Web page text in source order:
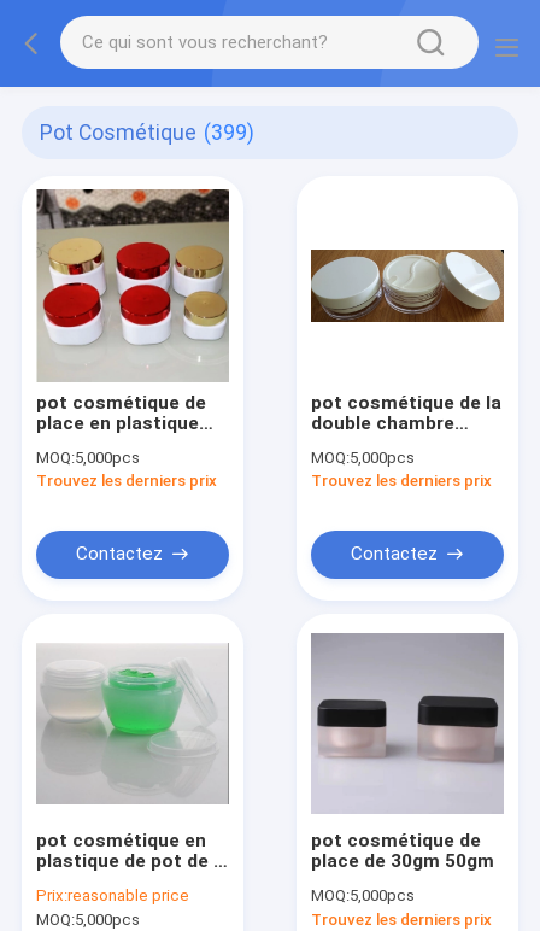
Pot Cosmétique (399)
pot cosmétique de
place en plastique
50gm 100gm 150gm
250gm 300gm avec
couvercle argenté
MOQ:5,000pcs
Trouvez les derniers prix
Contactez
pot cosmétique de la
double chambre
2 compartiments
MOQ:5,000pcs
Trouvez les derniers prix
Contactez
pot cosmétique en
plastique de pot de 1
Prix:reasonable price
MOQ:5,000pcs
pot cosmétique de
place de 30gm 50gm
MOQ:5,000pcs
Trouvez les derniers prix